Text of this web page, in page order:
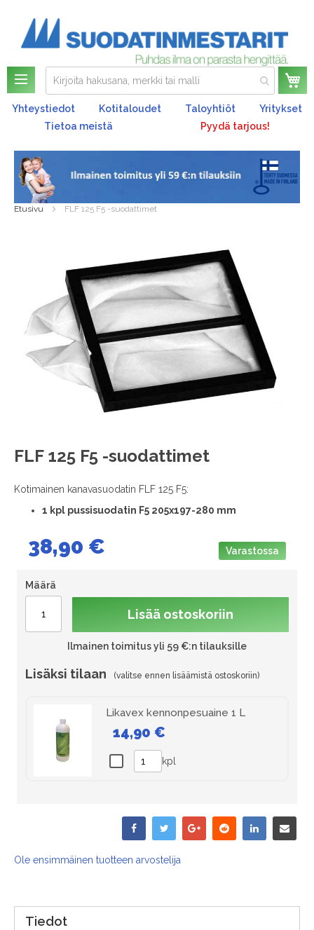
Yhteystiedot Kotitaloudet Taloyhtiöt
Yritykset
Tietoa meistä
Pyydä tarjous!
Etusivu FLF 125 F5 -suodattimet
FLF 125 F5 -suodattimet
Kotimainen kanavasuodatin FLF 125 F5:
1 kpl pussisuodatin F5 205x197-280 mm
38,90 € Varastossa
Määrä
Lisää ostoskoriin
Ilmainen toimitus yli 59 €:n tilauksille
Lisäksi tilaan
Likavex kennonpesuaine 1 L
14,90 €
kpl
Ole ensimmäinen tuotteen arvostelija
images
gallery
Skip
to
beginning
gallery
Tiedot